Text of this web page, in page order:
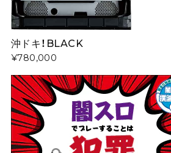
沖ドキ！BLACK
¥780,000